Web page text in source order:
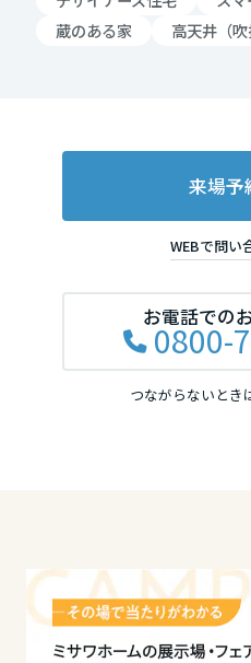
蔵のある家
高天井（
来場予
WEBで問い
お電話での
0800-
つながらないとき
香川県
熊本県